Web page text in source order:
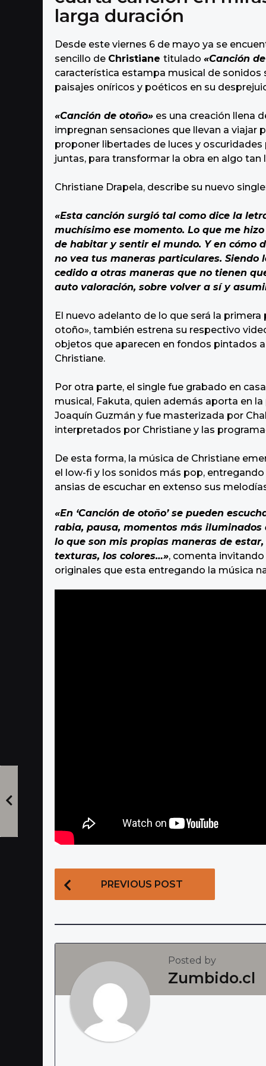
g
larga duración
Desde este viernes 6 de mayo ya se
sencillo de Christiane titulado «Canción
característica estampa musical de sonidos
paisajes oníricos y poéticos en su
«Canción de otoño» es una creación llena
impregnan sensaciones que llevan a
proponer libertades de luces y
juntas, para transformar la obra en algo tan
Christiane Drapela, describe su nuevo
«Esta canción surgió tal como dice la
muchísimo ese momento. Lo que me
de habitar y sentir el mundo. Y en cómo
no vea tus maneras particulares.
cedido a otras maneras que no tienen
auto valoración, sobre volver a sí y
El nuevo adelanto de lo que será la
otoño», también estrena su respectivo
objetos que aparecen en fondos pintados
Christiane.
Por otra parte, el single fue grabado en
musical, Fakuta, quien además aporta en
Joaquín Guzmán y fue masterizada por
interpretados por Christiane y las
De esta forma, la música de Christiane
el low-fi y los sonidos más pop,
ansias de escuchar en extenso sus
«En ‘Canción de otoño’ se pueden
rabia, pausa, momentos más iluminados
lo que son mis propias maneras de
texturas, los colores…», comenta
originales que esta entregando la música
P
o
g
PREVIOUS POST
Posted by
Zumbido.cl